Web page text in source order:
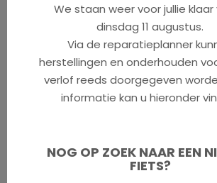
Deze “Privacy Policy” regelt de
persoonsgegevens door de
verwerking: [Minne Sport -
+32 (0)57/488.330 -
door, want het bevat essentiële
persoonsgegevens worden verwerkt
worden gebruikt. Door het verstrekken
We staan weer voor jullie
dinsdag 11 augustus.
Via de reparatieplanner
herstellingen en onderhouden
verlof reeds doorgegeven
informatie kan u hieronder
NOG OP ZOEK NAAR EEN
FIETS?